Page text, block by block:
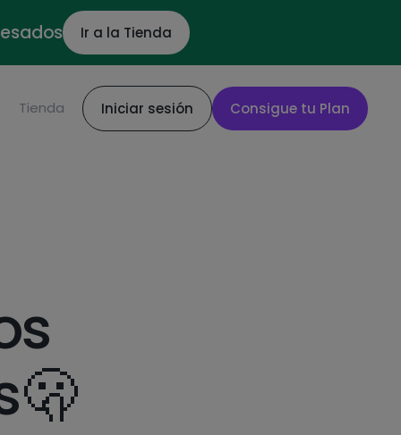
Ir a la Tienda
Tienda Iniciar sesión Consigue tu Plan